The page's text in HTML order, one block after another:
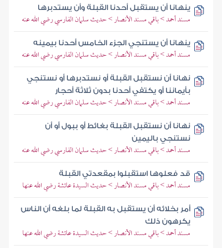
ينهانا أن يستقبل أحدنا القبلة وأن يستدبرها
مسند أحمد > باقي مسند الأنصار > حديث سلمان الفارسي رضي الله عنه
ينهانا أن يستنجي الجزء الخامس أحدنا بيمينه
مسند أحمد > باقي مسند الأنصار > حديث سلمان الفارسي رضي الله عنه
نهانا أن نستقبل القبلة أو نستدبرها أو نستنجي
بأيماننا أو يكتفي أحدنا بدون ثلاثة أحجار
مسند أحمد > باقي مسند الأنصار > حديث سلمان الفارسي رضي الله عنه
نهانا أن نستقبل القبلة بغائط أو ببول أو أن
نستنجي باليمين
مسند أحمد > باقي مسند الأنصار > حديث سلمان الفارسي رضي الله عنه
قد فعلوها استقبلوا بمقعدتي القبلة
مسند أحمد > باقي مسند الأنصار > حديث السيدة عائشة رضي الله عنها
أمر بخلائه أن يستقبل به القبلة لما بلغه أن الناس
يكرهون ذلك
مسند أحمد > باقي مسند الأنصار > حديث السيدة عائشة رضي الله عنها